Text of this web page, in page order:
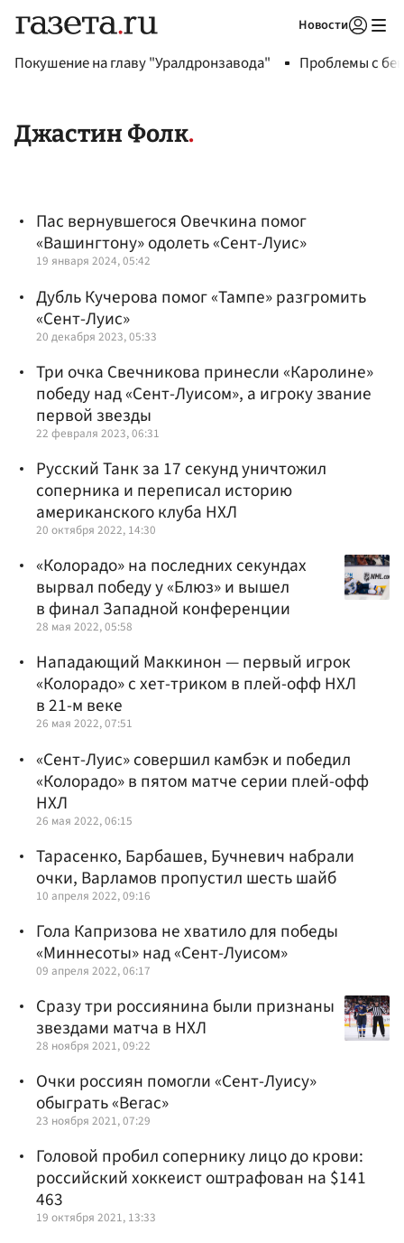
Новости
Покушение на главу "Уралдронзавода" Проблемы с
Джастин Фолк
Пас вернувшегося Овечкина помог
«Вашингтону» одолеть «Сент-Луис»
19 января 2024, 05:42
Дубль Кучерова помог «Тампе» разгромить
«Сент-Луис»
20 декабря 2023, 05:33
Три очка Свечникова принесли «Каролине»
победу над «Сент-Луисом», а игроку звание
первой звезды
22 февраля 2023, 06:31
Русский Танк за 17 секунд уничтожил
соперника и переписал историю
американского клуба НХЛ
20 октября 2022, 14:30
«Колорадо» на последних секундах
вырвал победу у «Блюз» и вышел
в финал Западной конференции
28 мая 2022, 05:58
Нападающий Маккинон — первый игрок
«Колорадо» с хет-триком в плей-офф НХЛ
в 21-м веке
26 мая 2022, 07:51
«Сент-Луис» совершил камбэк и победил
«Колорадо» в пятом матче серии плей-офф
НХЛ
26 мая 2022, 06:15
Тарасенко, Барбашев, Бучневич набрали
очки, Варламов пропустил шесть шайб
10 апреля 2022, 09:16
Гола Капризова не хватило для победы
«Миннесоты» над «Сент-Луисом»
09 апреля 2022, 06:17
Сразу три россиянина были признаны
звездами матча в НХЛ
28 ноября 2021, 09:22
Очки россиян помогли «Сент-Луису»
обыграть «Вегас»
23 ноября 2021, 07:29
Головой пробил сопернику лицо до крови:
российский хоккеист оштрафован на $141
463
19 октября 2021, 13:33